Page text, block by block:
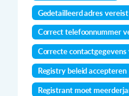
Gedetailleerd adres vereist
Correct telefoonnummer
Correcte contactgegevens
Registry beleid accepteren
Registrant moet